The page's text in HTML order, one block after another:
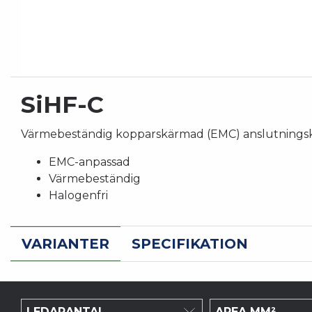
SiHF-C
Värmebeständig kopparskärmad (EMC)
EMC-anpassad
Värmebeständig
Halogenfri
VARIANTER SPECIFIKATION